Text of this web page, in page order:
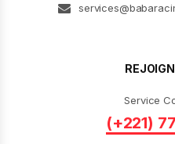
Service
(+221)